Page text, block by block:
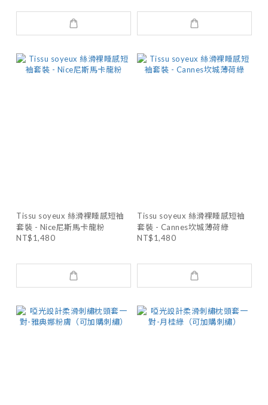
Tissu soyeux 絲滑裸睡感短袖
套裝 - Nice尼斯馬卡龍粉
NT$1,480
Tissu soyeux 絲滑裸睡感短袖
套裝 - Cannes坎城薄荷綠
NT$1,480